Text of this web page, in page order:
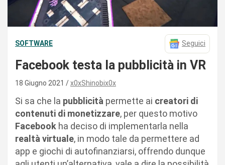
SOFTWARE Seguici
Facebook testa la pubblicità in VR
18 Giugno 2021 x0xShinobix0x
Si sa che la pubblicità permette ai creatori di
contenuti di monetizzare, per questo motivo
Facebook ha deciso di implementarla nella
realtà virtuale, in modo tale da permettere ad
app e giochi di autofinanziarsi, offrendo dunque